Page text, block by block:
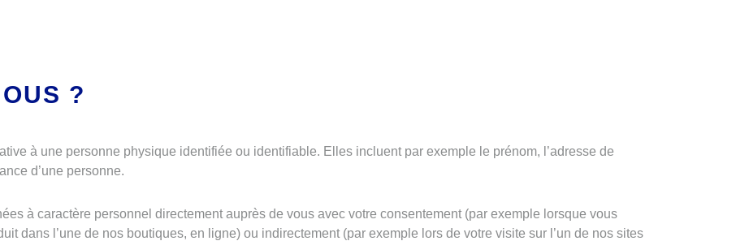
?
à une personne physique identifiée ou identifiable. Elles incluent par exemple le prénom, l’adresse de
d’une personne.
à caractère personnel directement auprès de vous avec votre consentement (par exemple lorsque vous
dans l’une de nos boutiques, en ligne) ou indirectement (par exemple lors de votre visite sur l’un de nos sites